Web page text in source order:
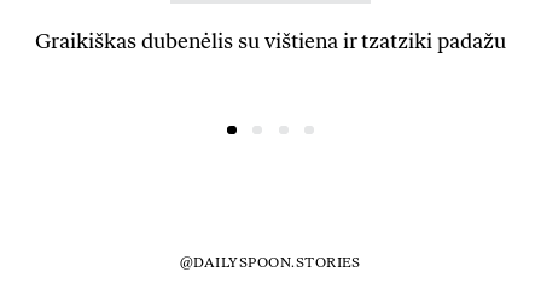
Graikiškas dubenėlis su vištiena ir tzatziki padažu
@DAILYSPOON.STORIES